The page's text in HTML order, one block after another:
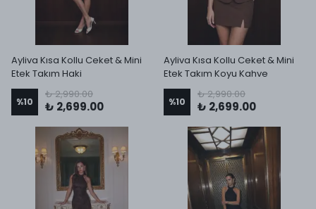
Ayliva Kısa Kollu Ceket & Mini
Etek Takım Haki
%10
₺ 2,990.00
₺ 2,699.00
Ayliva Kısa Kollu Ceket & Mini
Etek Takım Koyu Kahve
%10
₺ 2,990.00
₺ 2,699.00